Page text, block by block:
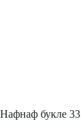
букле 33